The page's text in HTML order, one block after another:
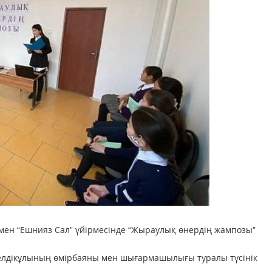
“Ешнияз Сал” үйірмесінде “Жыраулық өнердің жампозы”
өмірбаяны мен шығармашылығы туралы түсінік